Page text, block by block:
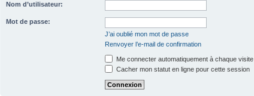
Nom d’utilisateur:
Mot de passe:
J’ai oublié mon mot de passe
Renvoyer l’e-mail de confirmation
Me connecter automatiquement à chaque visite
Cacher mon statut en ligne pour cette session